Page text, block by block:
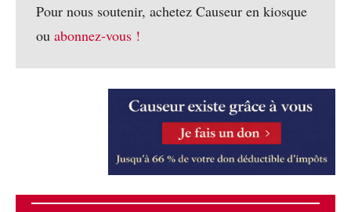
Pour nous soutenir, achetez Causeur en kiosque
ou abonnez-vous !